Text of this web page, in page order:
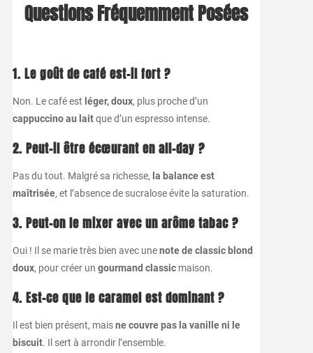
Questions Fréquemment Posées
1. Le goût de café est-il fort ?
Non. Le café est léger, doux, plus proche d’un
cappuccino au laitque d’un espresso intense.
2. Peut-il être écœurant en all-day ?
Pas du tout. Malgré sa richesse, la balance est
maîtrisée, et l’absence de sucralose évite la saturation.
3. Peut-on le mixer avec un arôme tabac ?
Oui ! Il se marie très bien avec unenote de classic blond
doux, pour créer un gourmand classicmaison.
4. Est-ce que le caramel est dominant ?
Il est bien présent, maisne couvre pas la vanille ni le
biscuit. Il sert à arrondir l’ensemble.